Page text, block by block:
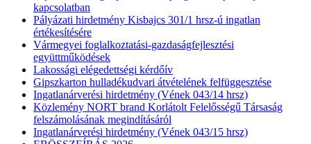
kapcsolatban
Pályázati hirdetmény Kisbajcs 301/1 hrsz-ú ingatlan
értékesítésére
Vármegyei foglalkoztatási-gazdaságfejlesztési
együttműködések
Lakossági elégedettségi kérdőív
Gipszkarton hulladékudvari átvételének felfüggesztése
Ingatlanárverési hirdetmény (Vének 043/14 hrsz)
Közlemény NORT brand Korlátolt Felelősségű Társaság
felszámolásának megindításáról
Ingatlanárverési hirdetmény (Vének 043/15 hrsz)